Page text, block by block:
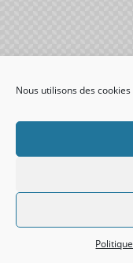
Nous utilisons des